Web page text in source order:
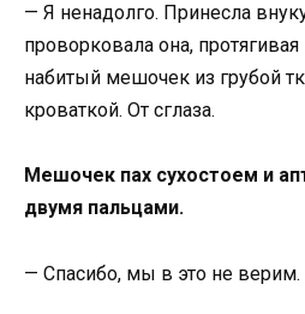
— Я ненадолго. Принесла
проворковала она,
набитый мешочек из грубой
кроваткой. От сглаза.
Мешочек пах сухостоем и
двумя пальцами.
— Спасибо, мы в это не верим.